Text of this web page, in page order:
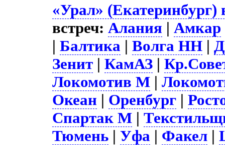
«Урал» (Екатеринбург)
встреч:Алания |Амкар
|Балтика |Волга НН |
Зенит |КамАЗ |
Локомотив М |
Океан | Оренбург |
Спартак М |
Тюмень |Уфа | Факел |